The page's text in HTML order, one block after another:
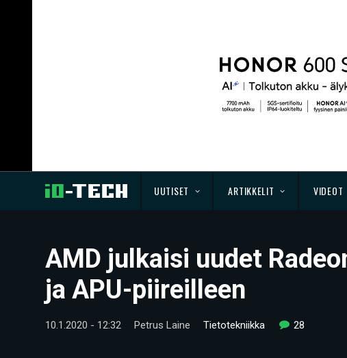
UUTISET ARTIKKELIT VIDEOT
AMD julkaisi uudet
ja APU-piireilleen
10.1.2020 - 12:32 Petrus Laine Tietotekniikka 28